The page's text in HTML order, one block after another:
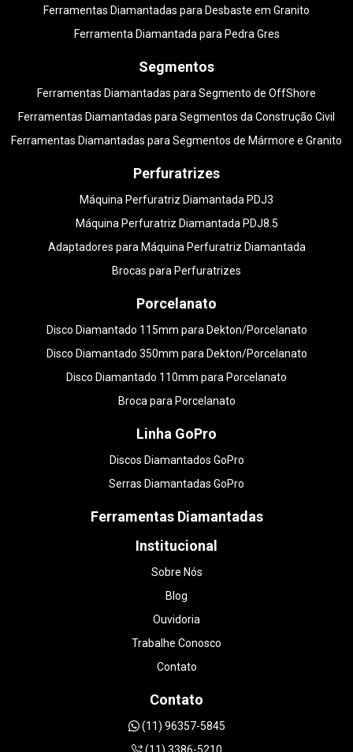
Ferramentas Diamantadas para Desbaste em Granito
Ferramenta Diamantada para Pedra Gres
Segmentos
Ferramentas Diamantadas para Segmento de OffShore
Ferramentas Diamantadas para Segmentos da Construção Civil
Ferramentas Diamantadas para Segmentos de Mármore e Granito
Perfuratrizes
Máquina Perfuratriz Diamantada PDJ3
Máquina Perfuratriz Diamantada PDJ8.5
Adaptadores para Máquina Perfuratriz Diamantada
Brocas para Perfuratrizes
Porcelanato
Disco Diamantado 115mm para Dekton/Porcelanato
Disco Diamantado 350mm para Dekton/Porcelanato
Disco Diamantado 110mm para Porcelanato
Broca para Porcelanato
Linha GoPro
Discos Diamantados GoPro
Serras Diamantadas GoPro
Ferramentas Diamantadas
Institucional
Sobre Nós
Blog
Ouvidoria
Trabalhe Conosco
Contato
Contato
(11) 96357-5845